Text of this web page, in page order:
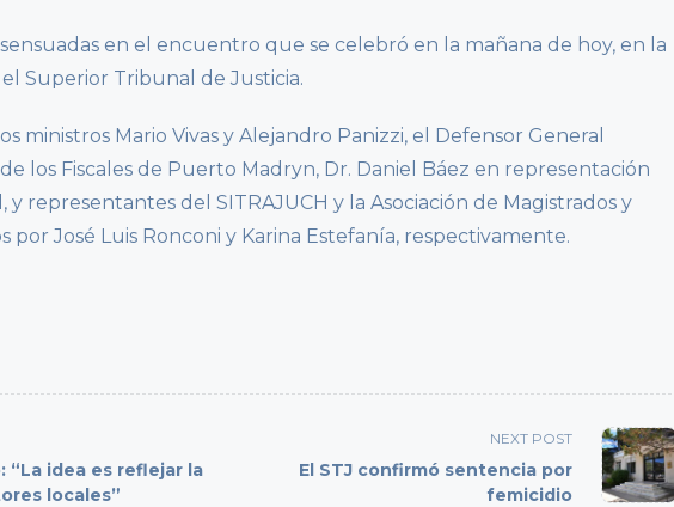
en el encuentro que se celebró en la mañana de hoy, en la
Superior Tribunal de Justicia.
ministros Mario Vivas y Alejandro Panizzi, el Defensor General
los Fiscales de Puerto Madryn, Dr. Daniel Báez en representación
representantes del SITRAJUCH y la Asociación de Magistrados y
por José Luis Ronconi y Karina Estefanía, respectivamente.
“La idea es reflejar la
locales”
NEXT POST
El STJ confirmó sentencia por
femicidio